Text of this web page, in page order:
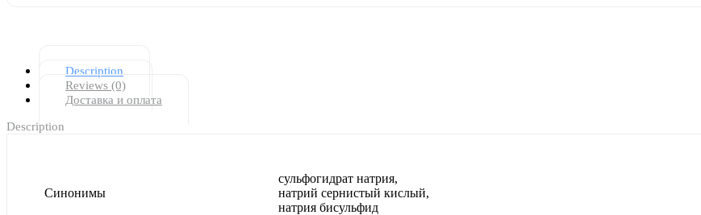
Description
Reviews (0)
Доставка и оплата
Description
Синонимы
сульфогидрат натрия,
натрий сернистый кислый,
натрия бисульфид